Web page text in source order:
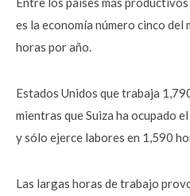
es la economía número cinco del
horas por año.
Estados Unidos que trabaja
mientras que Suiza ha ocupado
y sólo ejerce labores en 1,590
Las largas horas de trabajo